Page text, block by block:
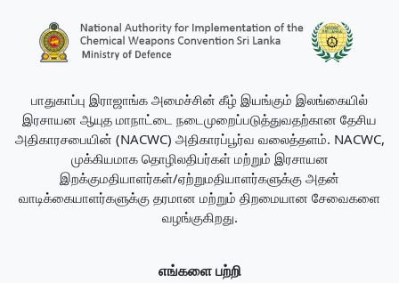
பாதுகாப்பு இராஜாங்க அமைச்சின் கீழ் இயங்கும் இலங்கையில்
இரசாயன ஆயுத மாநாட்டை நடைமுறைப்படுத்துவதற்கான தேசிய
அதிகாரசபையின் (NACWC) அதிகாரப்பூர்வ வலைத்தளம். NACWC,
முக்கியமாக தொழிலதிபர்கள் மற்றும் இரசாயன
இறக்குமதியாளர்கள்/ஏற்றுமதியாளர்களுக்கு அதன்
வாடிக்கையாளர்களுக்கு தரமான மற்றும் திறமையான சேவைகளை
வழங்குகிறது.
எங்களை பற்றி